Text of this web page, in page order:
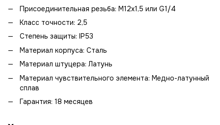
Присоединительная резьба: М12х1,5 или G1/4
Класс точности: 2,5
Степень защиты: IP53
Материал корпуса: Сталь
Материал штуцера: Латунь
Материал чувствительного элемента: Медно-латунный
сплав
Гарантия: 18 месяцев